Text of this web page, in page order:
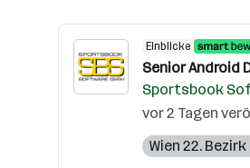
Einblicke
Senior Android
Sportsbook
vor 2 Tagen
Wien 22.